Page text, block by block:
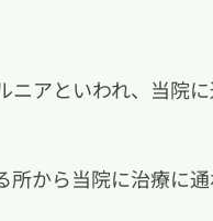
アといわれ、当院
から当院に治療に通